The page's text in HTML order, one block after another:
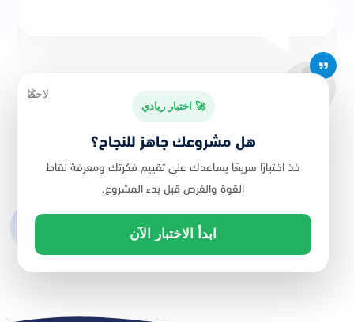
×
🚀 اختبار ريادي
هل مشروعك جاهز للنجاح؟
خذ اختبارًا سريعًا يساعدك على تقييم فكرتك ومعرفة نقاط
القوة والفرص قبل بدء المشروع.
ابدأ الاختبار الآن
لاحقًا